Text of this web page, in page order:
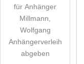
Bitte
Besucher sichtbar
Klicken Sie hier
Anhänger-Eintrag zu
für Anhänger
Millmann,
Wolfgang
Anhängerverleih
abgeben